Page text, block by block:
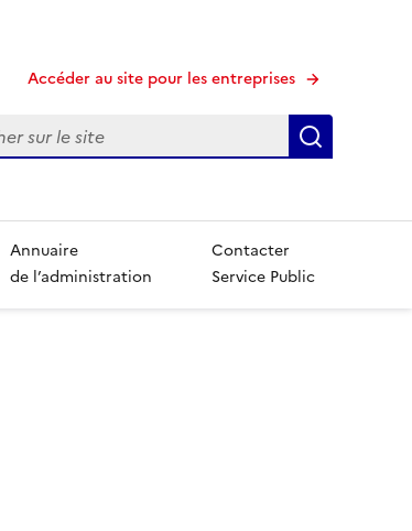
Accéder au site pour les entreprises
Annuaire
de l’administration
Contacter
Service Public